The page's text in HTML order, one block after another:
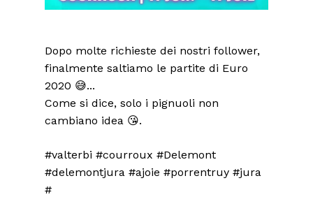
Dopo molte richieste dei nostri follower,
finalmente saltiamo le partite di Euro
2020 😅...
Come si dice, solo i pignuoli non
cambiano idea 😘.
#valterbi #courroux #Delemont
#delemontjura #ajoie #porrentruy #jura
#